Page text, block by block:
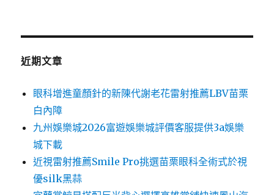
近期文章
眼科增進童顏針的新陳代謝老花雷射推薦LBV苗栗
白內障
九州娛樂城2026富遊娛樂城評價客服提供3a娛樂
城下載
近視雷射推薦Smile Pro挑選苗栗眼科全術式於視
優silk黑蒜